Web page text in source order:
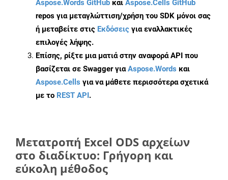
Aspose.Words GitHub και Aspose.Cells GitHub
repos για μεταγλώττιση/χρήση του SDK μόνοι σας
ή μεταβείτε στις Εκδόσεις για εναλλακτικές
επιλογές λήψης.
Επίσης, ρίξτε μια ματιά στην αναφορά API που
βασίζεται σε Swagger γιαAspose.Words και
Aspose.Cells για να μάθετε περισσότερα σχετικά
με το REST API.
Μετατροπή Excel ODS αρχείων
στο διαδίκτυο: Γρήγορη και
εύκολη μέθοδος